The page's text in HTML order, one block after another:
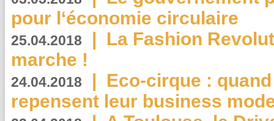
pour l‘économie circulaire
25.04.2018 | La Fashion
marche !
24.04.2018 | Eco-cirque :
repensent leur business